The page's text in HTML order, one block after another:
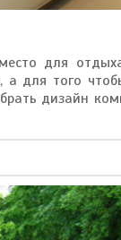
для
для того
дизайн